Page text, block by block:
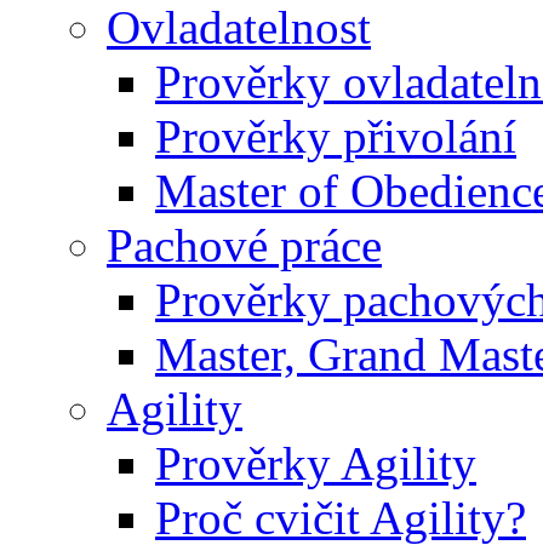
Ovladatelnost
Prověrky
Prověrky přivolání
Master of
Pachové práce
Prověrky
Master, Grand
Agility
Prověrky Agility
Proč cvičit Agility?